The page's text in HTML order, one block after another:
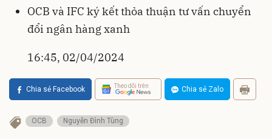
OCB và IFC ký kết thỏa thuận tư vấn chuyển
đổi ngân hàng xanh
16:45, 02/04/2024
Chia sẻ Facebook Theo dõi trên Chia sẻ Zalo
OCB Nguyễn Đình Tùng